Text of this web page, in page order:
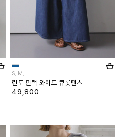
S, M, L
린토 핀턱 와이드 큐롯팬츠
49,800